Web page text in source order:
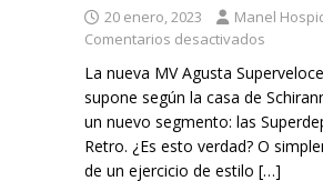
20 enero, 2023
Manel
Comentarios desactivados
La nueva MV Agusta
supone según la casa de
un nuevo segmento: las
Retro. ¿Es esto verdad? O
de un ejercicio de estilo […]